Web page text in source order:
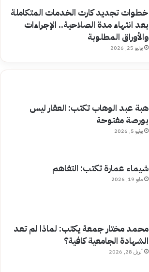
خطوات تجديد كارت الخدمات المتكاملة
بعد انتهاء مدة الصلاحية.. الإجراءات
والأوراق المطلوبة
يوليو 25, 2026
هبة عبد الوهاب تكتب: العقار ليس
بورصة مفتوحة
يونيو 5, 2026
شيماء عمارة تكتب: التفاهم
مايو 19, 2026
محمد مختار جمعة يكتب: لماذا لم تعد
الشهادة الجامعية كافية؟
أبريل 28, 2026